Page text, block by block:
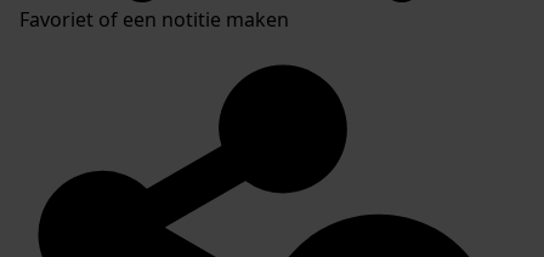
Favoriet of een notitie maken